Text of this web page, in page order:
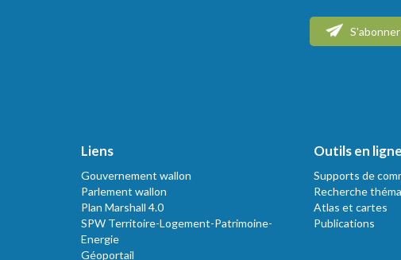
Liens
Gouvernement wallon
Parlement wallon
Plan Marshall 4.0
SPW Territoire-Logement-Patrimoine-
Energie
Géoportail
Outils en ligne
Supports de
Recherche
Atlas et cartes
Publications